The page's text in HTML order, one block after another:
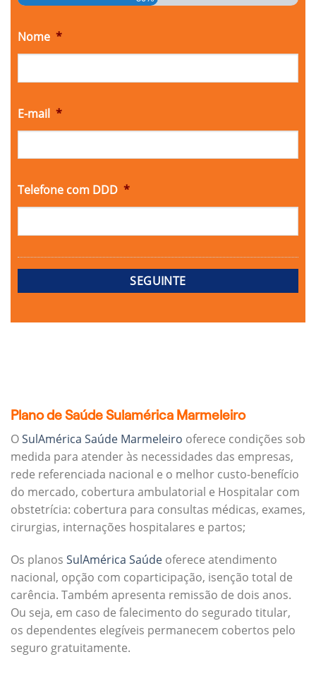
Nome *
E-mail *
Telefone com DDD *
Plano de Saúde Sulamérica Marmeleiro
OSulAmérica Saúde Marmeleiro oferece condições sob
medida para atender às necessidades das empresas,
rede referenciada nacional e o melhor custo-benefício
do mercado, cobertura ambulatorial e Hospitalar com
obstetrícia: cobertura para consultas médicas, exames,
cirurgias, internações hospitalares e partos;
Os planos SulAmérica Saúde oferece atendimento
nacional, opção com coparticipação, isenção total de
carência. Também apresenta remissão de dois anos.
Ou seja, em caso de falecimento do segurado titular,
os dependentes elegíveis permanecem cobertos pelo
seguro gratuitamente.